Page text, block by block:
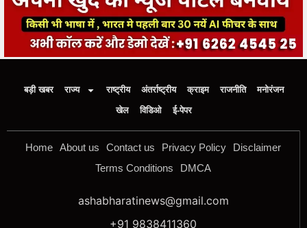
बड़ी खबर राज्य राष्ट्रीय अंतर्राष्ट्रीय क्राइम राजनीति
मनोरंजन
खेल
विडिओ ई-पेपर
Home About us Contact us Privacy Policy
Disclaimer
Terms Conditions
DMCA
ashabharatinews@gmail.com
+91 9838411360